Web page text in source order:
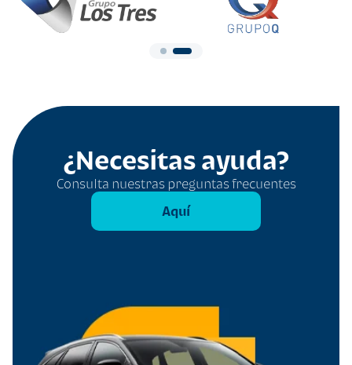
¿Necesitas ayuda?
Consulta nuestras preguntas frecuentes
Aquí